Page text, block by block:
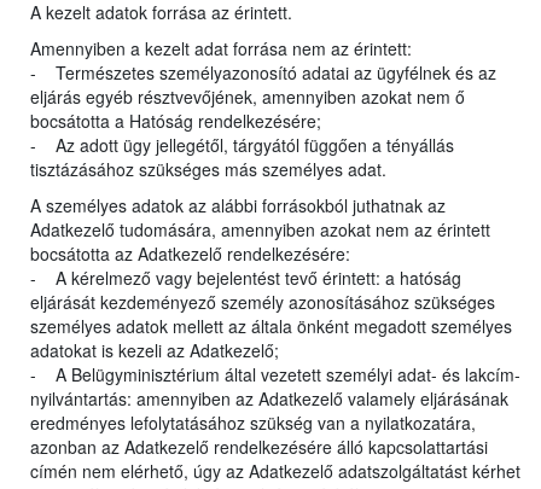
A kezelt adatok forrása az érintett.
Amennyiben a kezelt adat forrása nem az érintett:
- Természetes személyazonosító adatai az ügyfélnek és az
eljárás egyéb résztvevőjének, amennyiben azokat nem ő
bocsátotta a Hatóság rendelkezésére;
- Az adott ügy jellegétől, tárgyától függően a tényállás
tisztázásához szükséges más személyes adat.
A személyes adatok az alábbi forrásokból juthatnak az
Adatkezelő tudomására, amennyiben azokat nem az érintett
bocsátotta az Adatkezelő rendelkezésére:
- A kérelmező vagy bejelentést tevő érintett: a hatóság
eljárását kezdeményező személy azonosításához szükséges
személyes adatok mellett az általa önként megadott személyes
adatokat is kezeli az Adatkezelő;
- A Belügyminisztérium által vezetett személyi adat- és lakcím-
nyilvántartás: amennyiben az Adatkezelő valamely eljárásának
eredményes lefolytatásához szükség van a nyilatkozatára,
azonban az Adatkezelő rendelkezésére álló kapcsolattartási
címén nem elérhető, úgy az Adatkezelő adatszolgáltatást kérhet